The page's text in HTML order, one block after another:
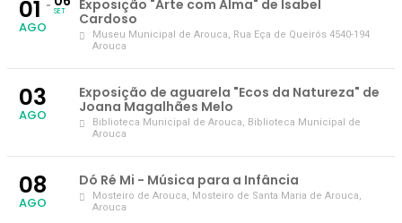
01
AGO
SET
Exposição "Arte com Alma" de Isabel
Cardoso
Museu Municipal de Arouca, Rua Eça de Queirós 4540-194
Arouca
03
AGO
Exposição de aguarela "Ecos da Natureza" de
Joana Magalhães Melo
Biblioteca Municipal de Arouca, Biblioteca Municipal de
Arouca
08
AGO
Dó Ré Mi - Música para a Infância
Mosteiro de Arouca, Mosteiro de Santa Maria de Arouca,
Arouca